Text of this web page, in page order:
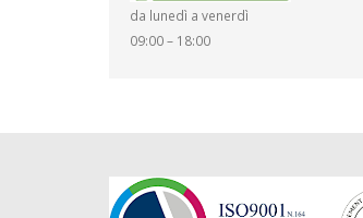
DIRITTI E DOVERI
da lunedì a venerdì
09:00 – 18:00